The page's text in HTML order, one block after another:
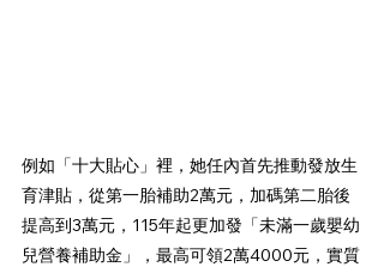
例如「十大貼心」裡，她任內首先推動發放生
育津貼，從第一胎補助2萬元，加碼第二胎後
提高到3萬元，115年起更加發「未滿一歲嬰幼
兒營養補助金」，最高可領2萬4000元，實質